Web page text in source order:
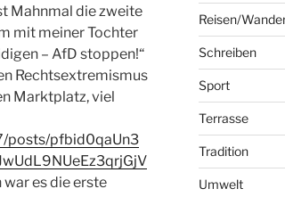
Mahnmal die zweite
mit meiner Tochter
– AfD stoppen!“
Rechtsextremismus
Marktplatz, viel
posts/pfbid0qaUn3
war es die erste
Reisen/
Schreiben
Sport
Terrasse
Tradition
Umwelt